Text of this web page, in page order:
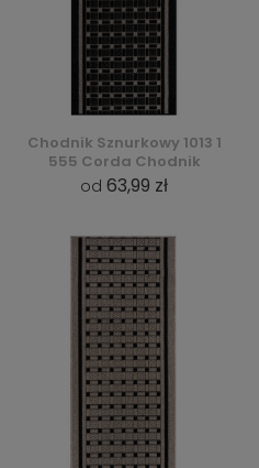
Chodnik Sznurkowy 1013 1
555 Corda Chodnik
od 63,99 zł